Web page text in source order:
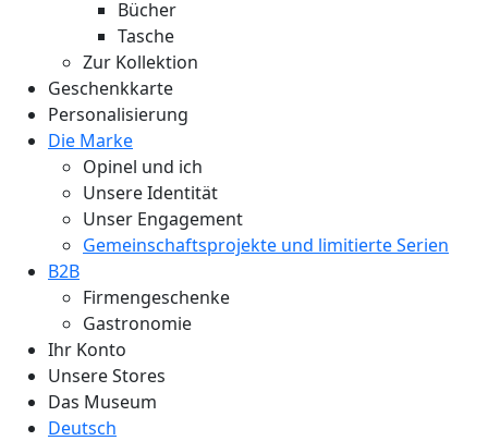
Bücher
Tasche
Zur Kollektion
Geschenkkarte
Personalisierung
Die Marke
Opinel und ich
Unsere Identität
Unser Engagement
Gemeinschaftsprojekte und limitierte Serien
B2B
Firmengeschenke
Gastronomie
Ihr Konto
Unsere Stores
Das Museum
Deutsch